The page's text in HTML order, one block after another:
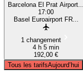
Barcelona El Prat Airport...
17:00
Basel Euroairport FR...
1 changement
4 h 5 min
192,00 €
Tous les tarifsAujourd’hui